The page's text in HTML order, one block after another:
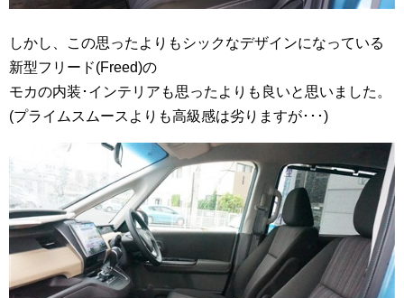
しかし、この思ったよりもシックなデザインになっている
新型フリード(Freed)の
モカの内装･インテリアも思ったよりも良いと思いました。
(プライムスムースよりも高級感は劣りますが･･･)